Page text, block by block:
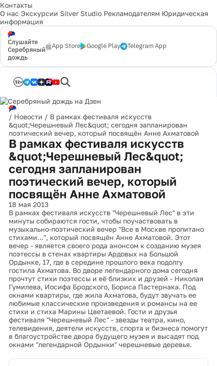
Контакты
О нас Экскурсии Silver Studio Рекламодателям Юридическая
информация
Слушайте
Серебряный
дождь
App Store Google Play Telegram App
12+
/ Новости / В рамках фестиваля искусств
&quot;Черешневый Лес&quot; сегодня запланирован
поэтический вечер, который посвящён Анне Ахматовой
В рамках фестиваля искусств
&quot;Черешневый Лес&quot;
сегодня запланирован
поэтический вечер, который
посвящён Анне Ахматовой
18 мая 2013
В рамках фестиваля искусств "Черешневый Лес" в эти
минуты собираются гости, чтобы поучаствовать в
музыкально-поэтический вечер "Все в Москве пропитано
стихами…", который посвящён Анне Ахматовой. Этот
вечер - является своего рода анонсом к созданию музея
поэтессы в стенах квартиры Ардовых на Большой
Ордынке, 17, где в середине прошлого века подолгу
гостила Ахматова. Во дворе легендарного дома сегодня
прочтут стихи поэтессы и её близких и друзей - Николая
Гумилева, Иосифа Бродского, Бориса Пастернака. Под
окнами квартиры, где жила Ахматова, будут звучать ее
любимые классические произведения и романсы на ее
стихи и стиха Марины Цветаевой. Гости и друзья
фестиваля "Черешневый Лес" - звезды театра, кино,
телевидения, деятели искусств, спорта и бизнеса помогут
в благоустройстве двора будущего музея и высадят под
окнами "легендарной Ордынки" черешневые деревья.